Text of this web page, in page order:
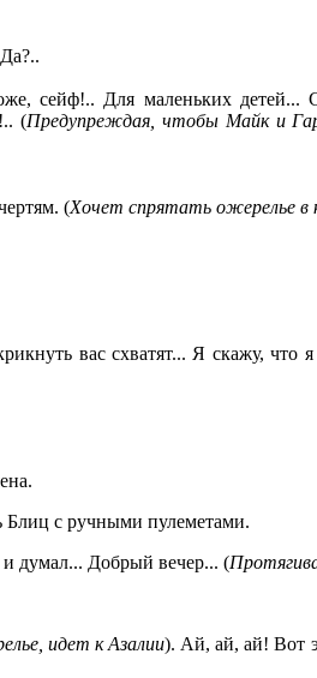
сейф!.. Для маленьких детей...
(Предупреждая, чтобы Майк и
(Хочет спрятать ожерелье в
вас схватят... Я скажу, что
Блиц с ручными пулеметами.
думал... Добрый вечер... (
идет к Азалии). Ай, ай, ай! Вот